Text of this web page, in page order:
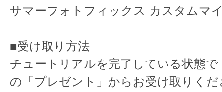
サマーフォトフィックス カスタムマ
■受け取り方法
チュートリアルを完了している状態
の「プレゼント」からお受け取りくだ